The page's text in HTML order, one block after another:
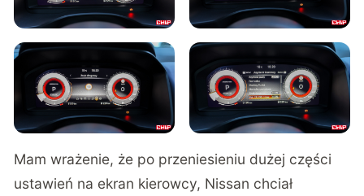
Mam wrażenie, że po przeniesieniu dużej części
ustawień na ekran kierowcy, Nissan chciał